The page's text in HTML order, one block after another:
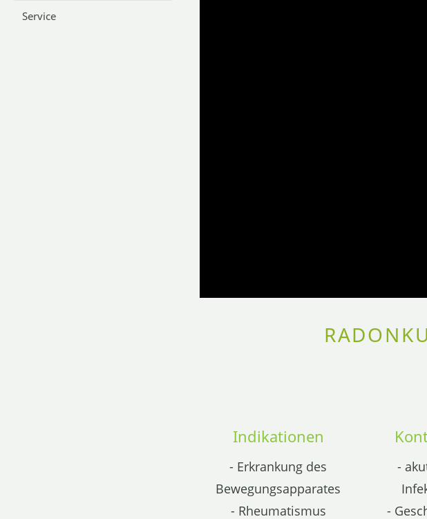
Service
Indikationen
- Erkrankung des
Bewegungsapparates
- Rheumatismus
-
-